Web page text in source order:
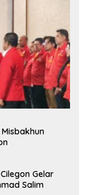
Gelar
Salim